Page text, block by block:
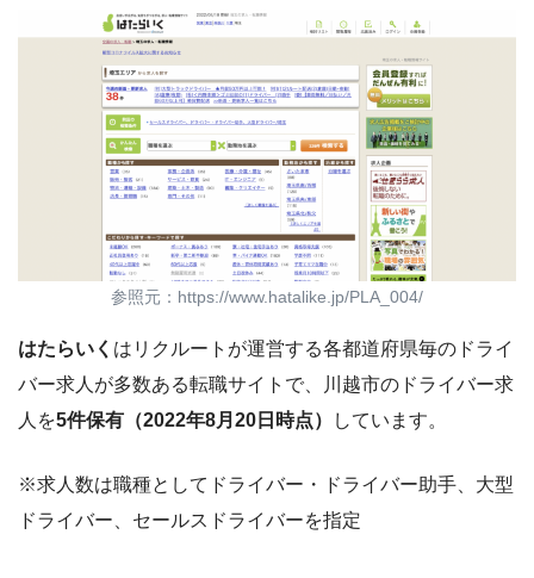
参照元：https://www.hatalike.jp/PLA_004/
はたらいく はリクルートが運営する各都道府県毎のドライ
バー求人が多数ある転職サイトで、川越市のドライバー求
人を5件保有（2022年8月20日時点） しています。
※求人数は職種としてドライバー・ドライバー助手、大型
ドライバー、セールスドライバーを指定